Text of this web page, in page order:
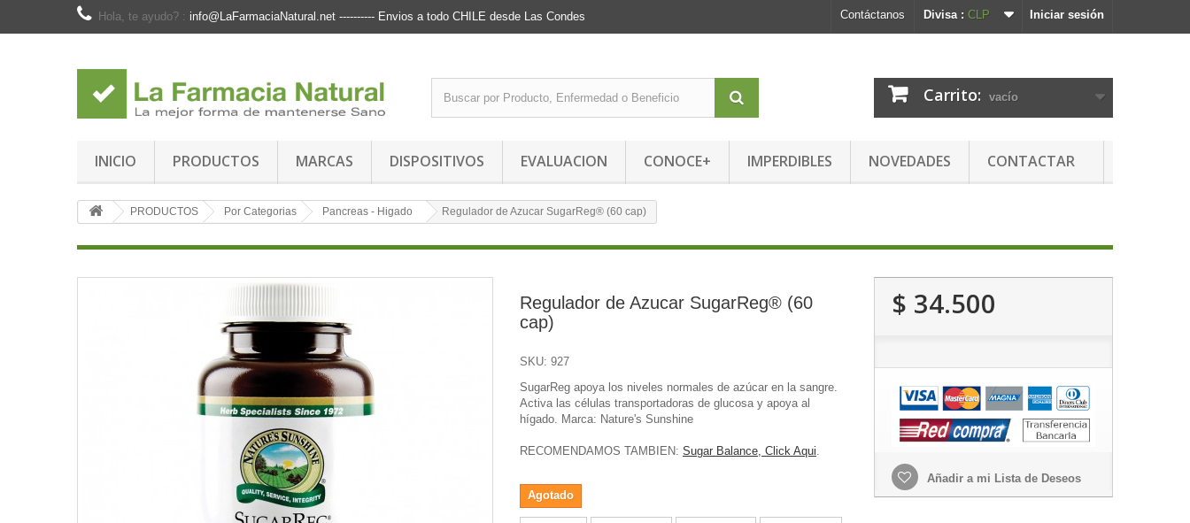
Iniciar sesión
Divisa : CLP
Contáctanos
Hola, te ayudo? : info@LaFarmaciaNatural.net ---------- Envios a todo CHILE desde Las Condes
Carrito: vacío
INICIO PRODUCTOS MARCAS DISPOSITIVOS EVALUACION CONOCE+ IMPERDIBLES NOVEDADES CONTACTAR
PRODUCTOS Por Categorias Pancreas - Higado Regulador de Azucar SugarReg® (60 cap)
Regulador de Azucar SugarReg® (60
cap)
SKU: 927
SugarReg apoya los niveles normales de azúcar en la sangre.
Activa las células transportadoras de glucosa y apoya al
hígado. Marca: Nature's Sunshine
RECOMENDAMOS TAMBIEN: Sugar Balance, Click Aqui.
Agotado
$ 34.500
Añadir a mi Lista de Deseos